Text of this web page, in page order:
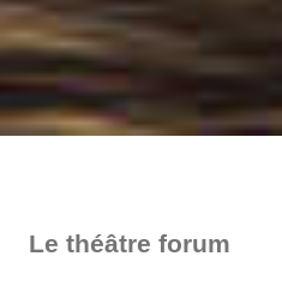
Le théâtre forum